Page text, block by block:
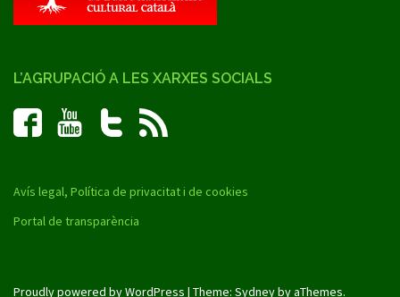
L’AGRUPACIÓ A LES XARXES SOCIALS
Avís legal, Política de privacitat i de cookies
Portal de transparència
Proudly powered by WordPress | Theme: Sydneyby aThemes.